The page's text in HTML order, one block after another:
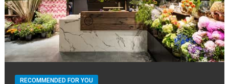
RECOMMENDED FOR YOU